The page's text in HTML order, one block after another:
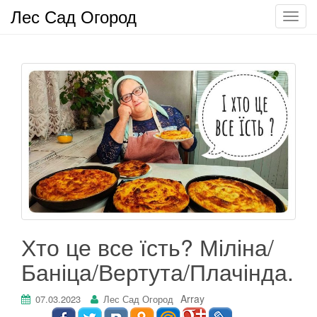
П
а
а
Лес Сад Огород
Хто це все їсть? Міліна/
Баніца/Вертута/Плачінда.
07.03.2023 Лес Сад Огород Array